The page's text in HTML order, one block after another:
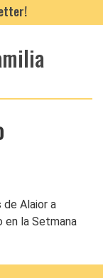
Alaior a
en la Setmana